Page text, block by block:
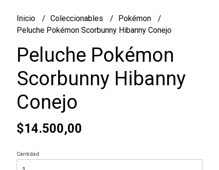
Inicio Coleccionables
Pokémon
Peluche Pokémon Scorbunny Hibanny Conejo
Peluche Pokémon
Scorbunny Hibanny
Conejo
$14.500,00
Cantidad